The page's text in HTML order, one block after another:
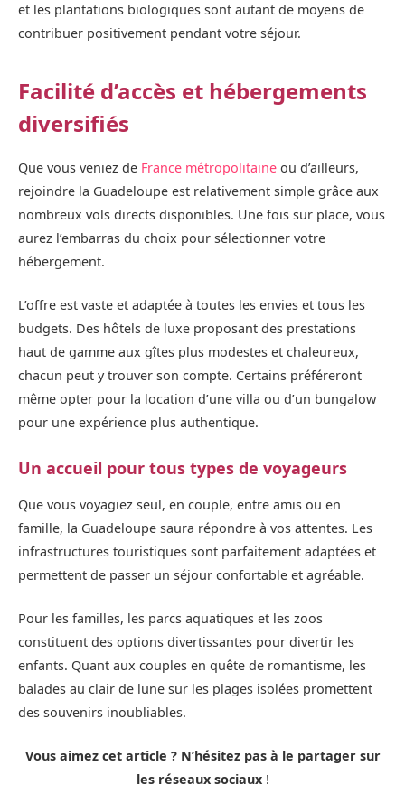
et les plantations biologiques sont autant de moyens de
contribuer positivement pendant votre séjour.
Facilité d’accès et hébergements
diversifiés
Que vous veniez de France métropolitaine ou d’ailleurs,
rejoindre la Guadeloupe est relativement simple grâce aux
nombreux vols directs disponibles. Une fois sur place, vous
aurez l’embarras du choix pour sélectionner votre
hébergement.
L’offre est vaste et adaptée à toutes les envies et tous les
budgets. Des hôtels de luxe proposant des prestations
haut de gamme aux gîtes plus modestes et chaleureux,
chacun peut y trouver son compte. Certains préféreront
même opter pour la location d’une villa ou d’un bungalow
pour une expérience plus authentique.
Un accueil pour tous types de voyageurs
Que vous voyagiez seul, en couple, entre amis ou en
famille, la Guadeloupe saura répondre à vos attentes. Les
infrastructures touristiques sont parfaitement adaptées et
permettent de passer un séjour confortable et agréable.
Pour les familles, les parcs aquatiques et les zoos
constituent des options divertissantes pour divertir les
enfants. Quant aux couples en quête de romantisme, les
balades au clair de lune sur les plages isolées promettent
des souvenirs inoubliables.
Vous aimez cet article ? N’hésitez pas à le partager sur
les réseaux sociaux!